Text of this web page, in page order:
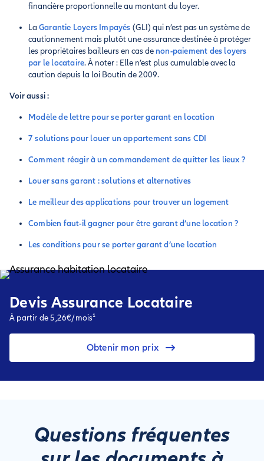
financière proportionnelle au montant du loyer.
La Garantie Loyers Impayés (GLI) qui n’est pas un système de
cautionnement mais plutôt une assurance destinée à protéger
les propriétaires bailleurs en cas de non-paiement des loyers
par le locataire. À noter : Elle n’est plus cumulable avec la
caution depuis la loi Boutin de 2009.
Voir aussi :
Modèle de lettre pour se porter garant en location
7 solutions pour louer un appartement sans CDI
Comment réagir à un commandement de quitter les lieux ?
Louer sans garant : solutions et alternatives
Le meilleur des applications pour trouver un logement
Combien faut-il gagner pour être garant d’une location ?
Les conditions pour se porter garant d’une location
Devis Assurance Locataire
À partir de 5,26€/mois¹
Obtenir mon prix
Questions fréquentes